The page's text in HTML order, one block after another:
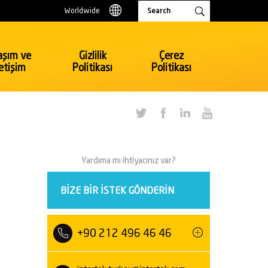
Worldwide
Oyuncak, Kırtasiye
Elektrik ve Elektronik
Perakende
Tekstil, Hazır Giyim
Tüketici Ürünleri Perakende
Bavul ve Çanta
Ulaşım
ve
Gizlilik
Politikası
Çerez
Politikası
Yardıma mı ihtiyacınız var?
BIZE BIR ISTEK GÖNDERIN
+90 212 496 46 46